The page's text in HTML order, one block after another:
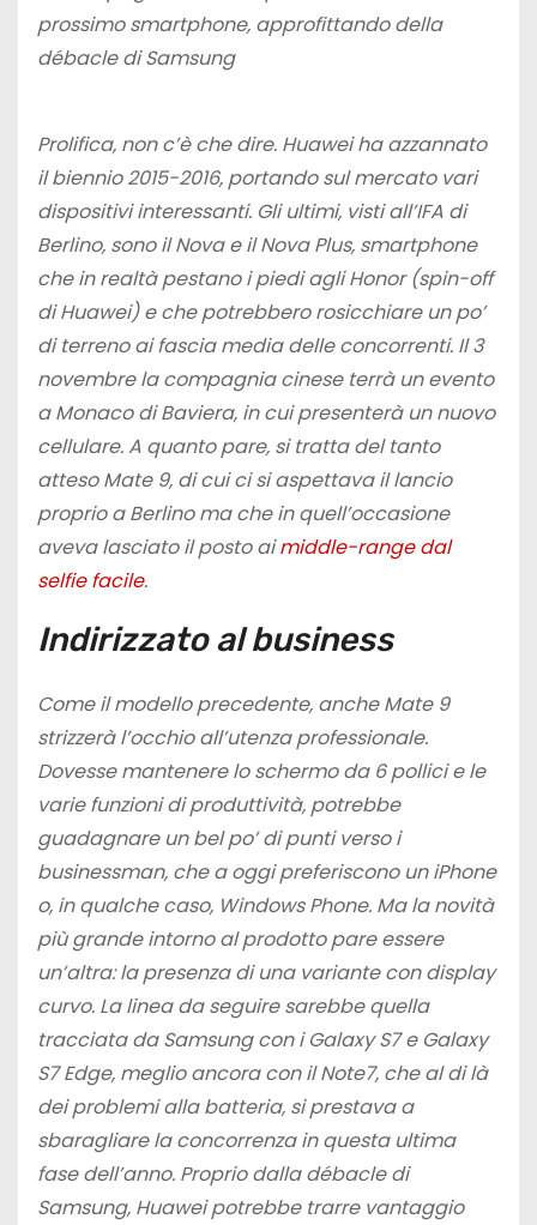
prossimo smartphone, approfittando della
débacle di Samsung
Prolifica, non c’è che dire. Huawei ha azzannato
il biennio 2015-2016, portando sul mercato vari
dispositivi interessanti. Gli ultimi, visti all’IFA di
Berlino, sono il Nova e il Nova Plus, smartphone
che in realtà pestano i piedi agli Honor (spin-off
di Huawei) e che potrebbero rosicchiare un po’
di terreno ai fascia media delle concorrenti. Il 3
novembre la compagnia cinese terrà un evento
a Monaco di Baviera, in cui presenterà un nuovo
cellulare. A quanto pare, si tratta del tanto
atteso Mate 9, di cui ci si aspettava il lancio
proprio a Berlino ma che in quell’occasione
aveva lasciato il posto aimiddle-range dal
selfie facile.
Indirizzato al business
Come il modello precedente, anche Mate 9
strizzerà l’occhio all’utenza professionale.
Dovesse mantenere lo schermo da 6 pollici e le
varie funzioni di produttività, potrebbe
guadagnare un bel po’ di punti verso i
businessman, che a oggi preferiscono un iPhone
o, in qualche caso, Windows Phone. Ma la novità
più grande intorno al prodotto pare essere
un’altra: la presenza di una variante con display
curvo. La linea da seguire sarebbe quella
tracciata da Samsung con i Galaxy S7 e Galaxy
S7 Edge, meglio ancora con il Note7, che al di là
dei problemi alla batteria, si prestava a
sbaragliare la concorrenza in questa ultima
fase dell’anno. Proprio dalla débacle di
Samsung, Huawei potrebbe trarre vantaggio